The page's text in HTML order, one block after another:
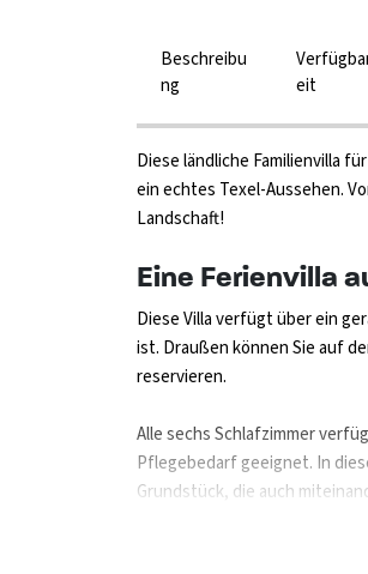
Beschreibu
ng
eit
Diese ländliche Familienvilla
ein echtes Texel-Aussehen.
Landschaft!
Eine Ferienvilla
Diese Villa verfügt über ein
ist. Draußen können Sie auf
reservieren.
Alle sechs Schlafzimmer
Pflegebedarf geeignet. In
Grundstück, die auch